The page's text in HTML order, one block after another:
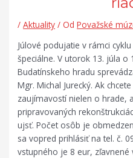
/Aktuality / Od Považské
Júlové podujatie v rámci
špeciálne. V utorok 13. júla o
Budatínskeho hradu
Mgr. Michal Jurecký. Ak
zaujímavostí nielen o hrade,
pripravovaných
ujsť. Počet osôb je
sa vopred prihlásiť na tel. č.
vstupného je 8 eur,